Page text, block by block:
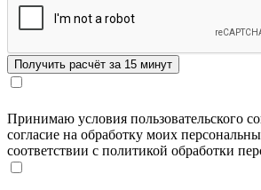
Принимаю условия пользовательского
согласие на обработку моих
соответствии с политикой обработки